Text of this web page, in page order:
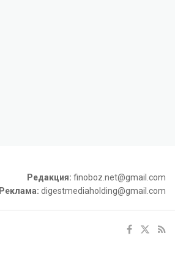
Редакция: finoboz.net@gmail.com
Реклама: digestmediaholding@gmail.com